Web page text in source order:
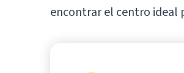
encontrar el centro ideal